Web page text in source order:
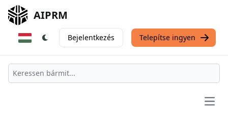
AIPRM
Bejelentkezés Telepítse ingyen